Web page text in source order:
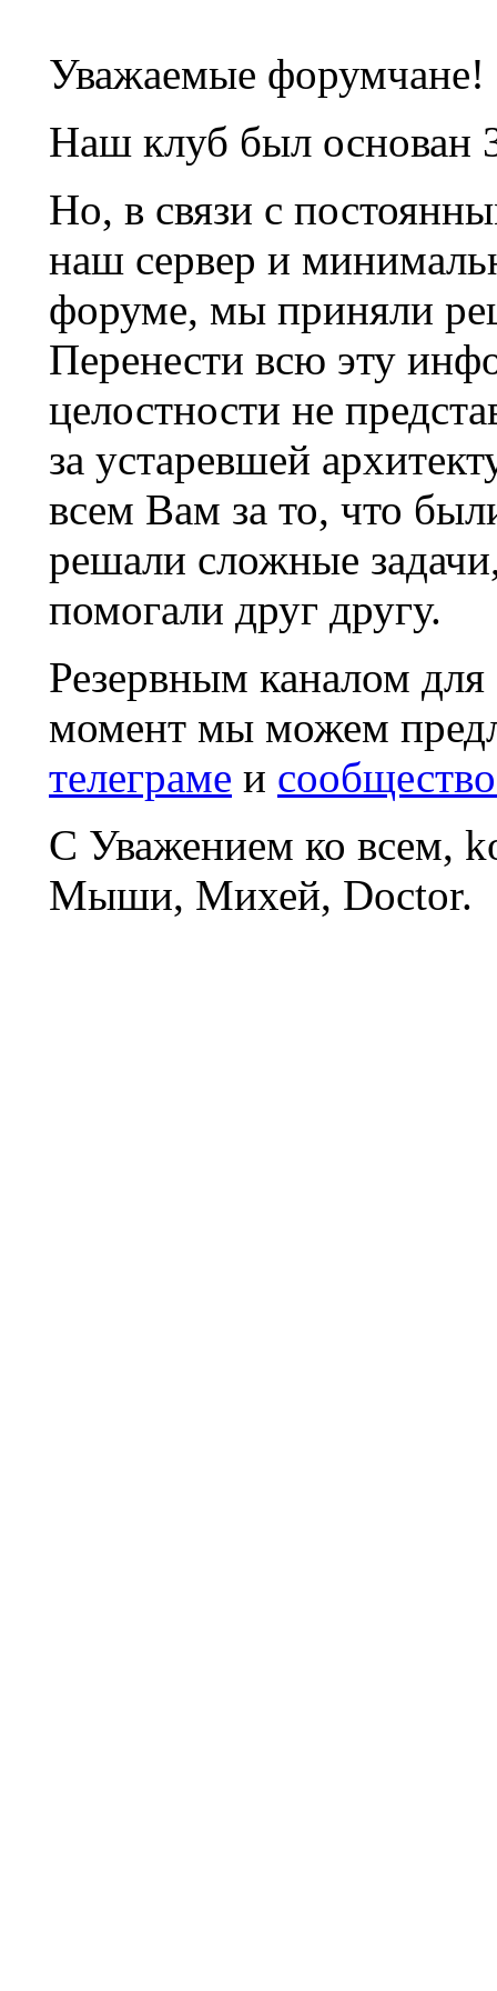
Уважаемые форумчане!
Наш клуб был основан
Но, в связи с
наш сервер и
форуме, мы приняли
Перенести всю эту
целостности не
за устаревшей
всем Вам за то, что
решали сложные
помогали друг другу.
Резервным каналом
момент мы можем
телеграме и
С Уважением ко всем,
Мыши, Михей, Doctor.